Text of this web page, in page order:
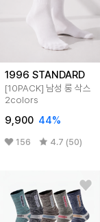
1996 STANDARD
[10PACK] 남성 롱 삭스
2colors
9,900 44%
156 4.7 (50)